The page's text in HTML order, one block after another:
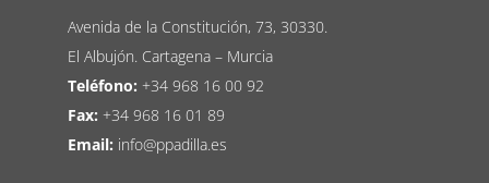
Avenida de la Constitución, 73, 30330.
El Albujón. Cartagena – Murcia
Teléfono: +34 968 16 00 92
Fax: +34 968 16 01 89
Email: info@ppadilla.es